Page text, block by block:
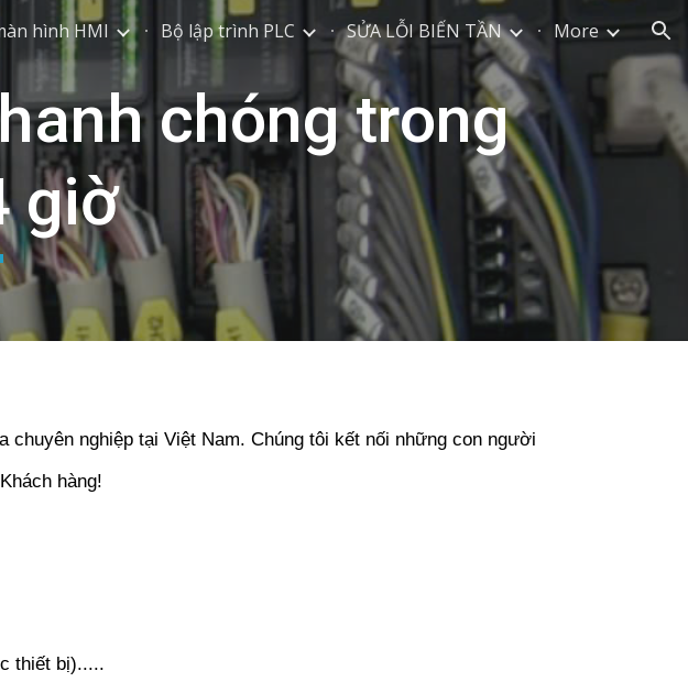
Skip to navigation
hình HMI Bộ lập trình PLC SỬA LỖI BIẾN TẦN More
chóng trong
giờ
nghiệp tại Việt Nam. Chúng tôi kết nối những con người
hàng!
thiết bị).....